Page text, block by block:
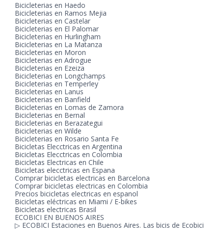
Bicicleterias en Haedo
Bicicleterias en Ramos Mejia
Bicicleterias en Castelar
Bicicleterias en El Palomar
Bicicleterias en Hurlingham
Bicicleterias en La Matanza
Bicicleterias en Moron
Bicicleterias en Adrogue
Bicicleterias en Ezeiza
Bicicleterias en Longchamps
Bicicleterias en Temperley
Bicicleterias en Lanus
Bicicleterias en Banfield
Bicicleterias en Lomas de Zamora
Bicicleterias en Bernal
Bicicleterias en Berazategui
Bicicleterias en Wilde
Bicicleterias en Rosario Santa Fe
Bicicletas Elecctricas en Argentina
Bicicletas Elecctricas en Colombia
Bicicletas Electricas en Chile
Bicicletas elecctricas en Espana
Comprar bicicletas electricas en Barcelona
Comprar bicicletas electricas en Colombia
Precios bicicletas electricas en espanol
Bicicletas eléctricas en Miami / E-bikes
Bicicletas electricas Brasil
ECOBICI EN BUENOS AIRES
▷ ECOBICI Estaciones en Buenos Aires. Las bicis de Ecobici